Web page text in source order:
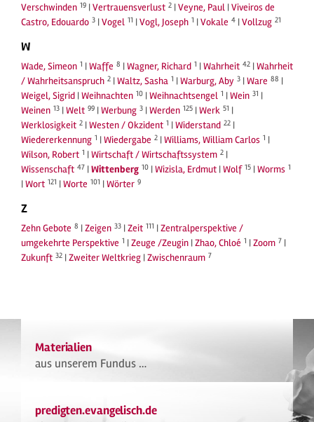
Verschwinden 19 |Vertrauensverlust 2 |Veyne, Paul |Viveiros de
Castro, Edouardo 3 |Vogel 11 |Vogl, Joseph 1 |Vokale 4 |Vollzug 21
W
Wade, Simeon 1 |Waffe 8 |Wagner, Richard 1 |Wahrheit 42 |Wahrheit
/ Wahrheitsanspruch 2 |Waltz, Sasha 1 |Warburg, Aby 3 |Ware 88 |
Weigel, Sigrid |Weihnachten 10 |Weihnachtsengel 1 |Wein 31 |
Weinen 13 |Welt 99 |Werbung 3 |Werden 125 |Werk 51 |
Werklosigkeit 2 |Westen / Okzident 1 |Widerstand 22 |
Wiedererkennung 1 |Wiedergabe 2 |Williams, William Carlos 1 |
Wilson, Robert 1 |Wirtschaft / Wirtschaftssystem 2 |
Wissenschaft 47 |Wittenberg 10 |Wizisla, Erdmut |Wolf 15 |Worms 1
|Wort 121 |Worte 101 |Wörter 9
Z
Zehn Gebote 8 |Zeigen 33 |Zeit 111 |Zentralperspektive /
umgekehrte Perspektive 1 |Zeuge /Zeugin |Zhao, Chloé 1 |Zoom 7 |
Zukunft 32 |Zweiter Weltkrieg |Zwischenraum 7
Materialien
aus unserem Fundus …
predigten.evangelisch.de